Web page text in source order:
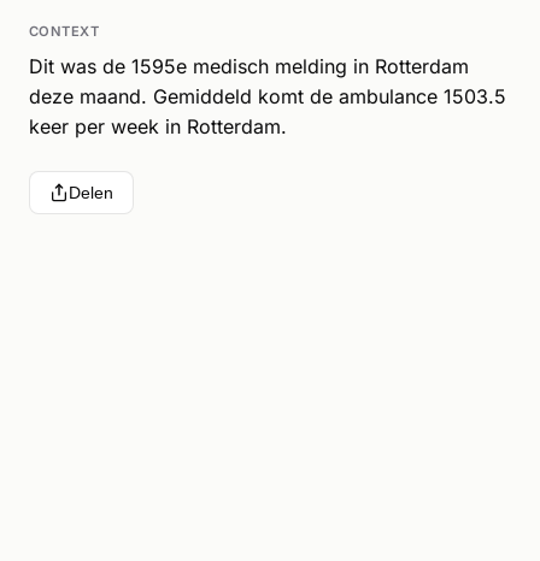
CONTEXT
Dit was de 1595e medisch melding in Rotterdam
deze maand. Gemiddeld komt de ambulance 1503.5
keer per week in Rotterdam.
Delen